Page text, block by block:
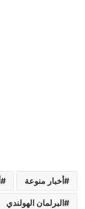
أخبار منوعة
البرلمان الهولندي